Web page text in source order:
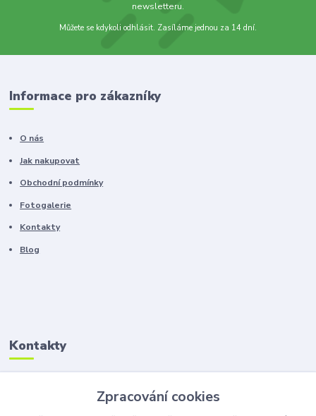
newsletteru.
Můžete se kdykoli odhlásit. Zasíláme jednou za 14 dní.
Informace pro zákazníky
O nás
Jak nakupovat
Obchodní podmínky
Fotogalerie
Kontakty
Blog
Kontakty
Zákaznická podpora
+420 603 100 966Zpracování cookies